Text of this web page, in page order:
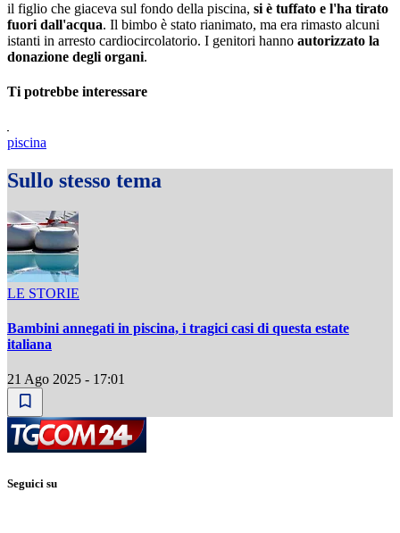
il figlio che giaceva sul fondo della piscina, si è tuffato e l'ha tirato
fuori dall'acqua. Il bimbo è stato rianimato, ma era rimasto alcuni
istanti in arresto cardiocircolatorio. I genitori hanno autorizzato la
donazione degli organi.
Ti potrebbe interessare
piscina
Sullo stesso tema
LE STORIE
Bambini annegati in piscina, i tragici casi di questa estate
italiana
21 Ago 2025 - 17:01
Seguici su